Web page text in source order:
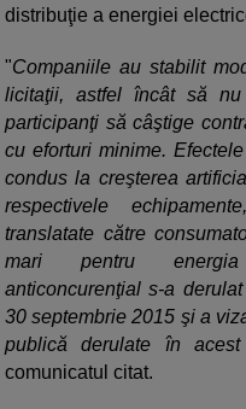
distribuţie a energiei
"Companiile au stabilit
licitaţii, astfel încât să
participanţi să câştige
cu eforturi minime.
condus la creşterea
respectivele
translatate către
mari pentru energia
anticoncurenţial s-a
30 septembrie 2015 şi a
publică derulate în
comunicatul citat.